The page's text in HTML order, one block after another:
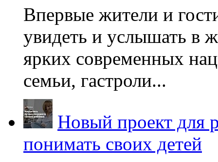
Впервые жители и
увидеть и услышать в
ярких современных
семьи, гастроли...
Новый проект для
понимать своих детей